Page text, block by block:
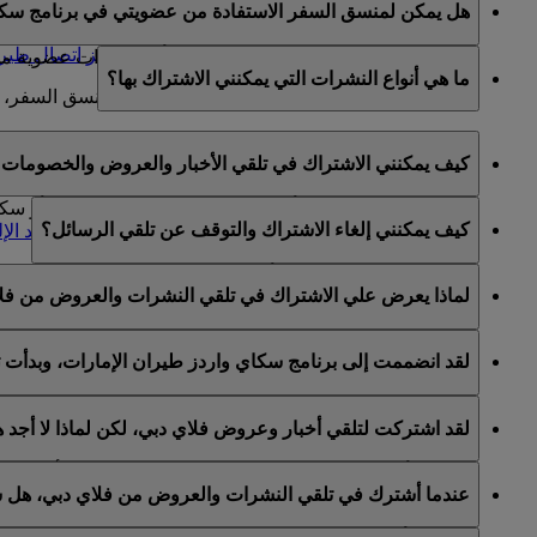
تعديل أي معلومات في الحساب تتعلق بعضوية العضو
يمكنكم تعيين منسق سفر عن طريق الاتصال بمركز اتصال
لمزيد من المعلومات حول شروط وأحكام تعيين منسق
هل يمكن لمنسق السفر الاستفادة من عضويتي في برنامج
منسقو السفر غير مخولين للحصول على أية امتيازات عضوية
ما هي أنواع النشرات التي يمكنني الاشتراك بها؟
أخبار وعروض فلاي دبي
كيف يمكنني الاشتراك في تلقي الأخبار والعروض والخصومات
يمكنكم الاشتراك لتلقي أخبار وعروض طيران الإمارات و/
واردز الخاص بكم والانتقال إلى قسم " إدارة اشتراكات البريد
كيف يمكنني إلغاء الاشتراك والتوقف عن تلقي الرسائل؟
يمكنكم إلغاء الاشتراك في أي وقت عبر رابط إلغاء
طيران الإمارات أو عبر التواصل مع طيران الإمارات أو
لماذا يعرض علي الاشتراك في تلقي النشرات والعروض من
يشمل برنامج الولاء سكاي واردز طيران الإمارات كلا من
لقد انضممت إلى برنامج سكاي واردز طيران الإمارات،
لقد اتيح لكم خيار الاشتراك لتلقي النشرات والعروض من
الخاصة بكم على هذا الأساس.
لقد اشتركت لتلقي أخبار وعروض فلاي دبي، لكن لماذا لا
هذا يعني أن عنوان البريد الإلكتروني المستخدم مرتبط
يرجى تسجيل الدخول إلى حساب سكاي واردز طيران
عندما أشترك في تلقي النشرات والعروض من فلاي دبي، هل